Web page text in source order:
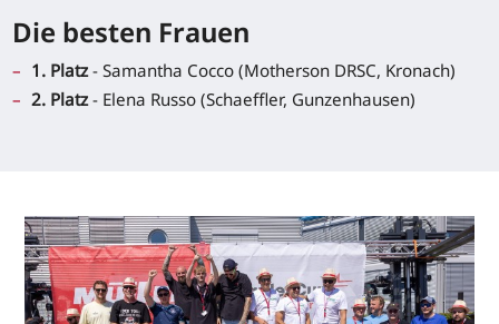
Die besten Frauen
1. Platz- Samantha Cocco (Motherson DRSC, Kronach)
2. Platz- Elena Russo (Schaeffler, Gunzenhausen)